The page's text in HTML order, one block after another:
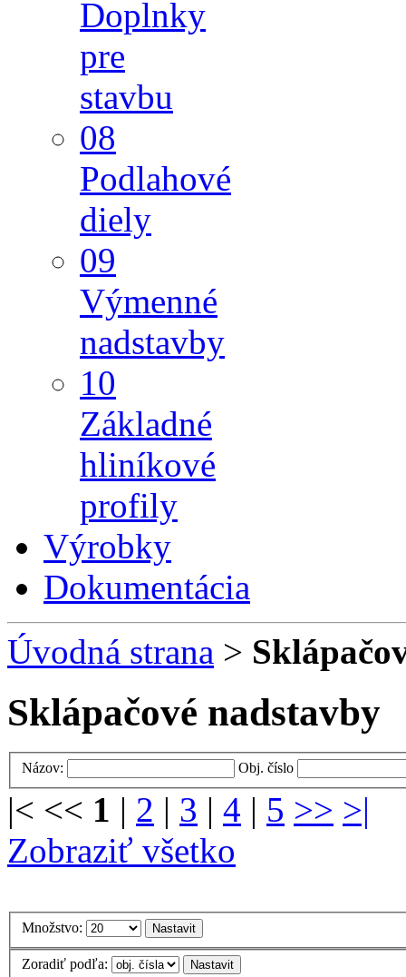
Doplnky
pre
stavbu
08
Podlahové
diely
09
Výmenné
nadstavby
10
Základné
hliníkové
profily
Výrobky
Dokumentácia
Úvodná strana >
Sklápačové nadstavby
Názov: Obj. číslo
|< << 1 | 2 | 3 | 4 | 5 >> >|
Zobraziť všetko
Množstvo:
Zoradiť podľa: